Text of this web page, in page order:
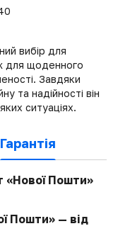
вибір для
для щоденного
Завдяки
та надійності він
ситуаціях.
Гарантія
«Нової Пошти»
Пошти» — від